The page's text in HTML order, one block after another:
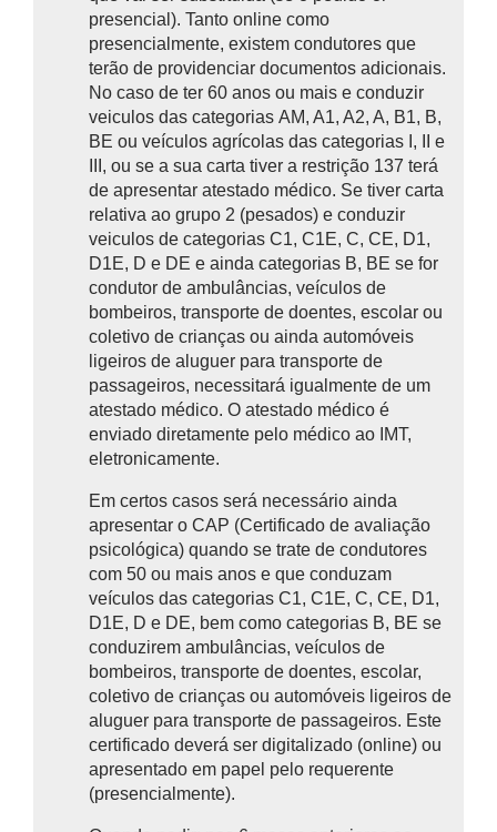
presencial). Tanto online como
presencialmente, existem condutores que
terão de providenciar documentos adicionais.
No caso de ter 60 anos ou mais e conduzir
veiculos das categorias AM, A1, A2, A, B1, B,
BE ou veículos agrícolas das categorias I, II e
III, ou se a sua carta tiver a restrição 137 terá
de apresentar atestado médico. Se tiver carta
relativa ao grupo 2 (pesados) e conduzir
veiculos de categorias C1, C1E, C, CE, D1,
D1E, D e DE e ainda categorias B, BE se for
condutor de ambulâncias, veículos de
bombeiros, transporte de doentes, escolar ou
coletivo de crianças ou ainda automóveis
ligeiros de aluguer para transporte de
passageiros, necessitará igualmente de um
atestado médico. O atestado médico é
enviado diretamente pelo médico ao IMT,
eletronicamente.
Em certos casos será necessário ainda
apresentar o CAP (Certificado de avaliação
psicológica) quando se trate de condutores
com 50 ou mais anos e que conduzam
veículos das categorias C1, C1E, C, CE, D1,
D1E, D e DE, bem como categorias B, BE se
conduzirem ambulâncias, veículos de
bombeiros, transporte de doentes, escolar,
coletivo de crianças ou automóveis ligeiros de
aluguer para transporte de passageiros. Este
certificado deverá ser digitalizado (online) ou
apresentado em papel pelo requerente
(presencialmente).